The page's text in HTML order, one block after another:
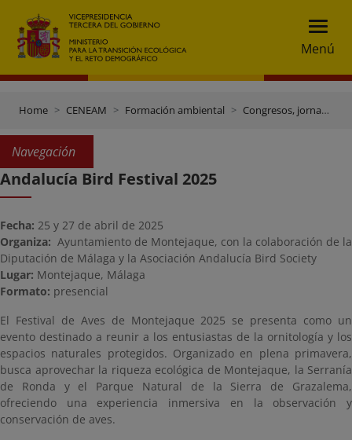
Menú
Home CENEAM Formación ambiental Congresos, jornadas y otros eventos
Navegación
Andalucía Bird Festival 2025
Fecha: 25 y 27 de abril de 2025
Organiza: Ayuntamiento de Montejaque, con la colaboración de la
Diputación de Málaga y la Asociación Andalucía Bird Society
Lugar: Montejaque, Málaga
Formato: presencial
El Festival de Aves de Montejaque 2025 se presenta como un
evento destinado a reunir a los entusiastas de la ornitología y los
espacios naturales protegidos. Organizado en plena primavera,
busca aprovechar la riqueza ecológica de Montejaque, la Serranía
de Ronda y el Parque Natural de la Sierra de Grazalema,
ofreciendo una experiencia inmersiva en la observación y
conservación de aves.